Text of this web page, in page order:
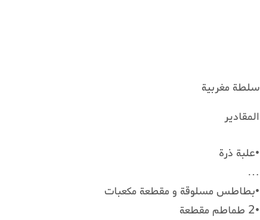
سلطة مغربية
المقادير
•علبة ذرة
…
•بطاطس مسلوقة و مقطعة مكعبات
•2 طماطم مقطعة